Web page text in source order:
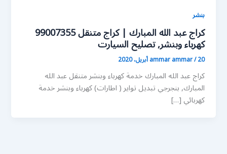
بنشر
كراج عبد الله المبارك | كراج متنقل 99007355
كهرباء وبنشر, تصليح السيارت
ammar ammar/20 أبريل، 2020
كراج عبد الله المبارك خدمة كهرباء وبنشر متنقل عبد الله
المبارك, بنجرجي تبديل تواير ( اطارات) كهرباء وبنشر خدمة
كهربائي […]